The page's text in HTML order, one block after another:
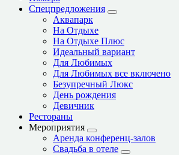
Банк (171)
Банкомат (197)
Бар (73)
Библиотека (26)
Больница (57)
Ветеринар (40)
Водонапорная башня (6)
Вход в метро (65)
Гостевой дом (2)
Гостиница (49)
Действующий монастырь (1)
Вокзал, станция (3)
Зоопарк (2)